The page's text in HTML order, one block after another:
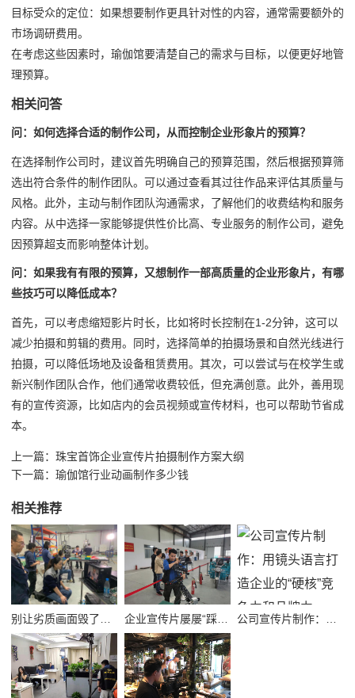
目标受众的定位：如果想要制作更具针对性的内容，通常需要额外的
市场调研费用。
在考虑这些因素时，瑜伽馆要清楚自己的需求与目标，以便更好地管
理预算。
相关问答
问：如何选择合适的制作公司，从而控制企业形象片的预算？
在选择制作公司时，建议首先明确自己的预算范围，然后根据预算筛
选出符合条件的制作团队。可以通过查看其过往作品来评估其质量与
风格。此外，主动与制作团队沟通需求，了解他们的收费结构和服务
内容。从中选择一家能够提供性价比高、专业服务的制作公司，避免
因预算超支而影响整体计划。
问：如果我有有限的预算，又想制作一部高质量的企业形象片，有哪
些技巧可以降低成本？
首先，可以考虑缩短影片时长，比如将时长控制在1-2分钟，这可以
减少拍摄和剪辑的费用。同时，选择简单的拍摄场景和自然光线进行
拍摄，可以降低场地及设备租赁费用。其次，可以尝试与在校学生或
新兴制作团队合作，他们通常收费较低，但充满创意。此外，善用现
有的宣传资源，比如店内的会员视频或宣传材料，也可以帮助节省成
本。
上一篇： 珠宝首饰企业宣传片拍摄制作方案大纲
下一篇： 瑜伽馆行业动画制作多少钱
相关推荐